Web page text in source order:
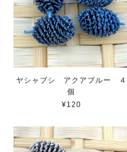
ヤシャブシ アクアブルー ４
個
¥120